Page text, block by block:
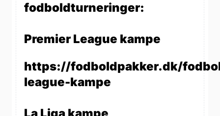
fodboldturneringer:
Premier League kampe
https://fodboldpakker.dk/
league-kampe